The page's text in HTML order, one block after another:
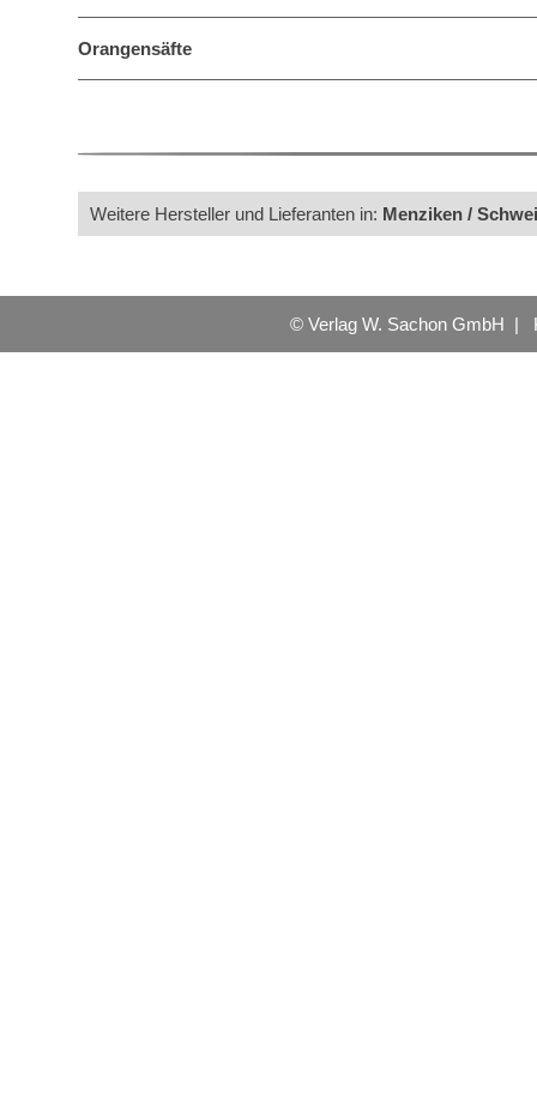
Orangensäfte
Weitere Hersteller und Lieferanten in: Menziken /
© Verlag W. Sachon GmbH |